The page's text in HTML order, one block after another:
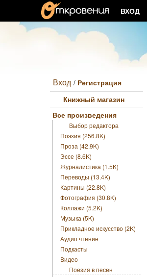
ВХОД
Вход / Регистрация
Книжный магазин
Все произведения
Выбор редактора
Поэзия (256.8K)
Проза (42.9K)
Эссе (8.6K)
Журналистика (1.5K)
Переводы (13.4K)
Картины (22.8K)
Фотография (30.8K)
Коллажи (5.2K)
Музыка (5K)
Прикладное искусство (2K)
Аудио чтение
Подкасты
Видео
Поезия в песен